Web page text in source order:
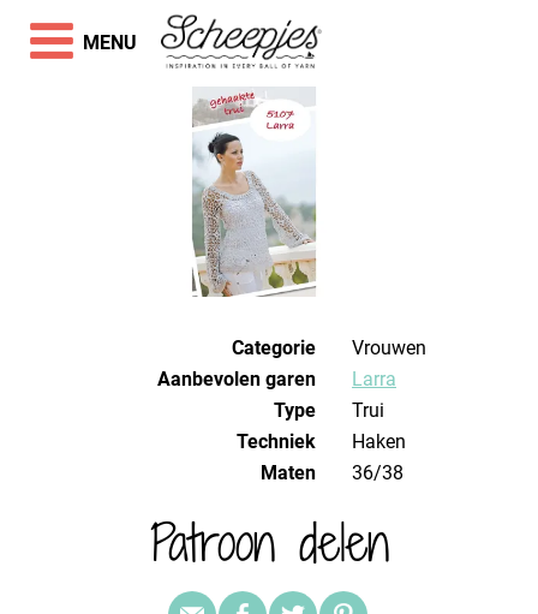
Categorie
Vrouwen
Aanbevolen garen
Larra
Type
Trui
Techniek
haken
Maten
36/38
Patroon delen
MENU